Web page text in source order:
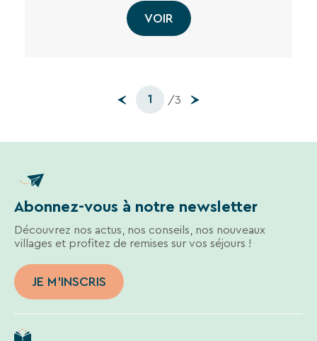
VOIR
1 /3
Abonnez-vous à notre newsletter
Découvrez nos actus, nos conseils, nos nouveaux
villages et profitez de remises sur vos séjours !
JE M'INSCRIS